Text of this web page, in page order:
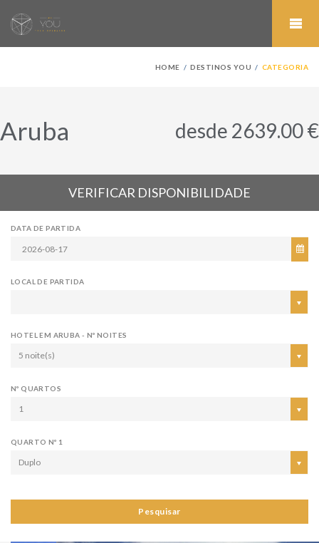
HOME DESTINOS YOU CATEGORIA
Aruba desde 2639.00 €
VERIFICAR DISPONIBILIDADE
DATA DE PARTIDA
LOCAL DE PARTIDA
HOTEL EM ARUBA - Nº NOITES
5 noite(s)
Nº QUARTOS
1
QUARTO Nº 1
Duplo
Pesquisar